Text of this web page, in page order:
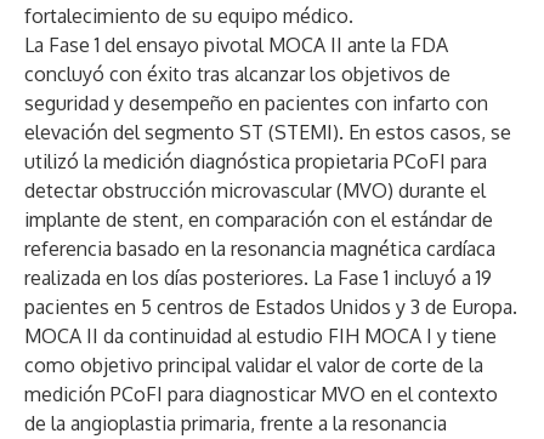
fortalecimiento de su equipo médico.
La Fase 1 del ensayo pivotal MOCA II ante la FDA
concluyó con éxito tras alcanzar los objetivos de
seguridad y desempeño en pacientes con infarto con
elevación del segmento ST (STEMI). En estos casos, se
utilizó la medición diagnóstica propietaria PCoFI para
detectar obstrucción microvascular (MVO) durante el
implante de stent, en comparación con el estándar de
referencia basado en la resonancia magnética cardíaca
realizada en los días posteriores. La Fase 1 incluyó a 19
pacientes en 5 centros de Estados Unidos y 3 de Europa.
MOCA II da continuidad al estudio FIH MOCA I y tiene
como objetivo principal validar el valor de corte de la
medición PCoFI para diagnosticar MVO en el contexto
de la angioplastia primaria, frente a la resonancia